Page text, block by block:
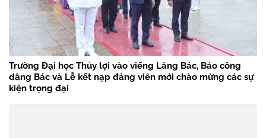
Trường Đại học Thủy lợi vào viếng Lăng Bác, Báo công
dâng Bác và Lễ kết nạp đảng viên mới chào mừng các sự
kiện trọng đại